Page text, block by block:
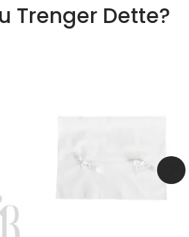
Trenger Dette?